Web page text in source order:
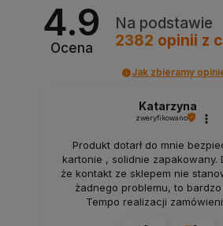
4.9
Ocena
Na podstawie
2382 opinii z
Jak zbieramy
Katarzyna
zweryfikowano
Produkt dotarł do mnie
kartonie , solidnie zapakowany.
że kontakt ze sklepem nie
żadnego problemu, to
Tempo realizacji